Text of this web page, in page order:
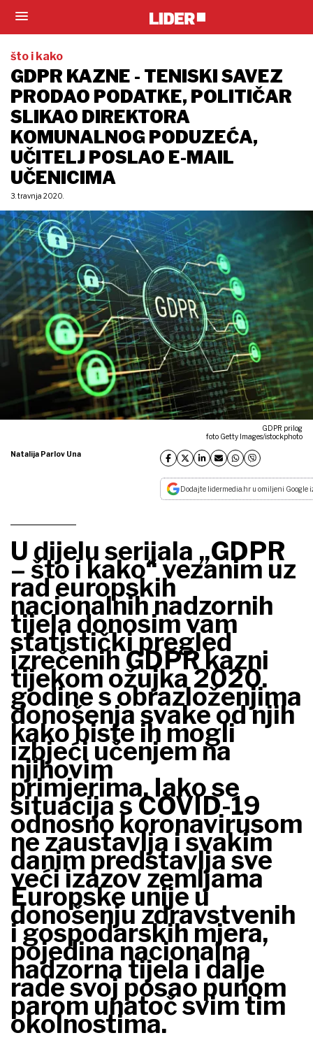
što i kako
GDPR KAZNE - TENISKI SAVEZ
PRODAO PODATKE, POLITIČAR
SLIKAO DIREKTORA
KOMUNALNOG PODUZEĆA,
UČITELJ POSLAO E-MAIL
UČENICIMA
3. travnja 2020.
GDPR prilog
foto Getty Images/istockphoto
Natalija Parlov Una
Dodajte lidermedia.hr u omiljeni Google
U dijelu serijala „GDPR
– što i kako“ vezanim uz
rad europskih
nacionalnih nadzornih
tijela donosim vam
statistički pregled
izrečenih GDPR kazni
tijekom ožujka 2020.
godine s obrazloženjima
donošenja svake od njih
kako biste ih mogli
izbjeći učenjem na
njihovim
primjerima. Iako se
situacija s COVID-19
odnosno koronavirusom
ne zaustavlja i svakim
danim predstavlja sve
veći izazov zemljama
Europske unije u
donošenju zdravstvenih
i gospodarskih mjera,
pojedina nacionalna
nadzorna tijela i dalje
rade svoj posao punom
parom unatoč svim tim
okolnostima.